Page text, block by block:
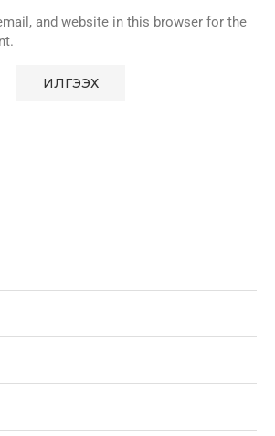
and website in this browser for the